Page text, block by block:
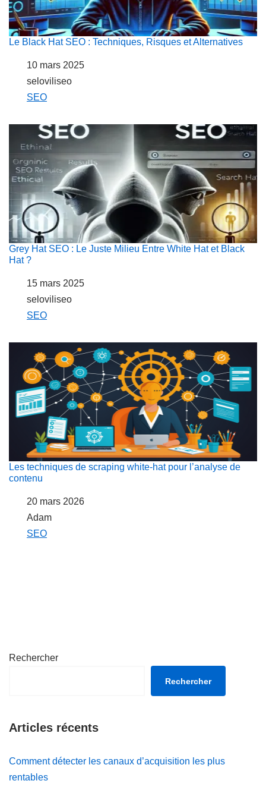
Le Black Hat SEO : Techniques, Risques et Alternatives
Date10 mars 2025
Auteurseloviliseo
Par rapport à
SEO
Grey Hat SEO : Le Juste Milieu Entre White Hat et Black
Hat ?
Date15 mars 2025
Auteurseloviliseo
Par rapport à
SEO
Les techniques de scraping white-hat pour l’analyse de
contenu
Date20 mars 2026
AuteurAdam
Par rapport à
SEO
Rechercher
Rechercher
Articles récents
Comment détecter les canaux d’acquisition les plus
rentables